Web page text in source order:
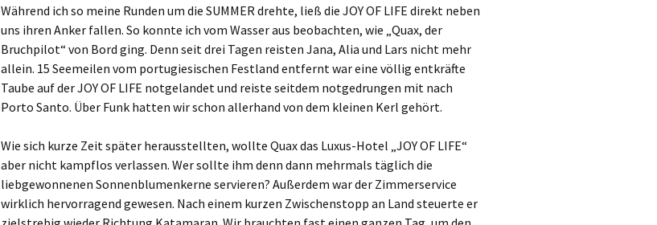
Während ich so meine Runden um die SUMMER drehte, ließ die JOY OF LIFE direkt neben
uns ihren Anker fallen. So konnte ich vom Wasser aus beobachten, wie „Quax, der
Bruchpilot“ von Bord ging. Denn seit drei Tagen reisten Jana, Alia und Lars nicht mehr
allein. 15 Seemeilen vom portugiesischen Festland entfernt war eine völlig entkräfte
Taube auf der JOY OF LIFE notgelandet und reiste seitdem notgedrungen mit nach
Porto Santo. Über Funk hatten wir schon allerhand von dem kleinen Kerl gehört.
Wie sich kurze Zeit später herausstellten, wollte Quax das Luxus-Hotel „JOY OF LIFE“
aber nicht kampflos verlassen. Wer sollte ihm denn dann mehrmals täglich die
liebgewonnenen Sonnenblumenkerne servieren? Außerdem war der Zimmerservice
wirklich hervorragend gewesen. Nach einem kurzen Zwischenstopp an Land steuerte er